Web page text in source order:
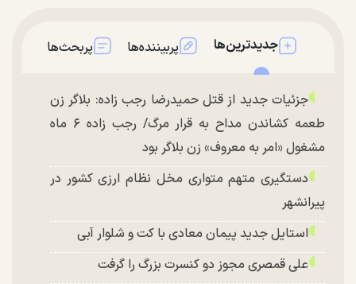
جدیدترین‌ها پربیننده‌ها پربحث‌ها
جزئیات جدید از قتل حمیدرضا رجب زاده: بلاگر زن
طعمه کشاندن مداح به قرار مرگ/ رجب زاده ۶ ماه
مشغول «امر به معروف» زن بلاگر بود
دستگیری متهم متواری مخل نظام ارزی کشور در
پیرانشهر
استایل جدید پیمان معادی با کت و شلوار آبی
علی قمصری مجوز دو کنسرت بزرگ را گرفت